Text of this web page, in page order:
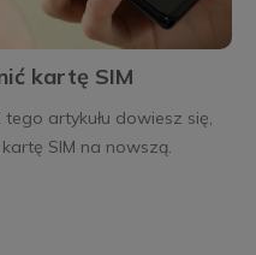
kartę SIM
artykułu dowiesz się,
SIM na nowszą.